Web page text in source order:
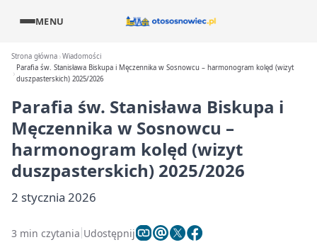
MENU
Strona główna Wiadomości
Parafia św. Stanisława Biskupa i Męczennika w Sosnowcu – harmonogram kolęd (wizyt
duszpasterskich) 2025/2026
Parafia św. Stanisława Biskupa i
Męczennika w Sosnowcu –
harmonogram kolęd (wizyt
duszpasterskich) 2025/2026
2 stycznia 2026
3 min czytania Udostępnij